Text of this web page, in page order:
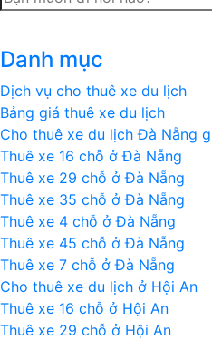
Danh mục
Dịch vụ cho thuê xe du lịch
Bảng giá thuê xe du lịch
Cho thuê xe du lịch Đà Nẵng
Thuê xe 16 chỗ ở Đà Nẵng
Thuê xe 29 chỗ ở Đà Nẵng
Thuê xe 35 chỗ ở Đà Nẵng
Thuê xe 4 chỗ ở Đà Nẵng
Thuê xe 45 chỗ ở Đà Nẵng
Thuê xe 7 chỗ ở Đà Nẵng
Cho thuê xe du lịch ở Hội An
Thuê xe 16 chỗ ở Hội An
Thuê xe 29 chỗ ở Hội An